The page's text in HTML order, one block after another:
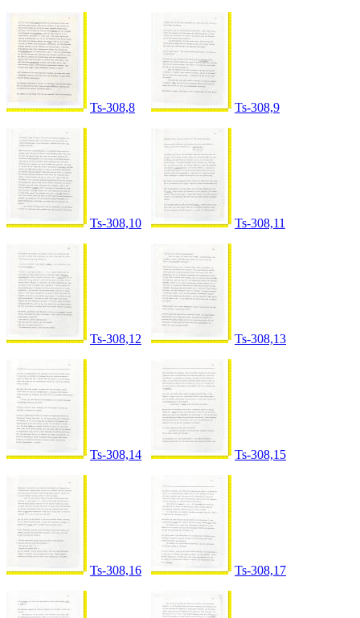
Ts-308,8 Ts-308,9
Ts-308,10 Ts-308,11
Ts-308,12 Ts-308,13
Ts-308,14 Ts-308,15
Ts-308,16 Ts-308,17